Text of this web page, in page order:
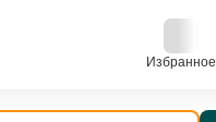
Избранное